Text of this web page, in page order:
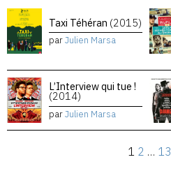
Taxi Téhéran (2015)
parJulien Marsa
L’Interview qui tue !
(2014)
parJulien Marsa
1 2 … 13